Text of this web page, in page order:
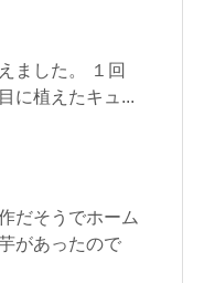
ました。 １回
に植えたキュ...
だそうでホーム
があったので